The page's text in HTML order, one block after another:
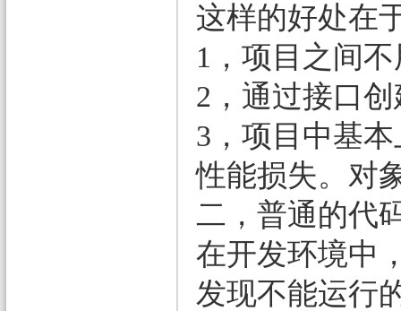
这样的好处在
1，项目之间
2，通过接口
3，项目中基
性能损失。对
二，普通的代
在开发环境中
发现不能运行